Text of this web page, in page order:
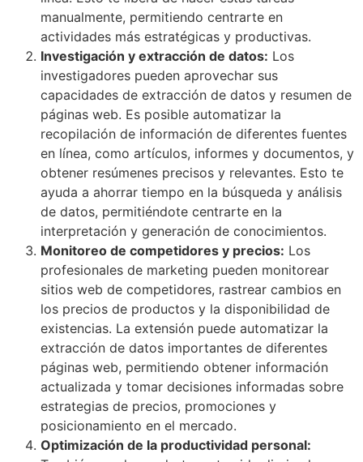
manualmente, permitiendo centrarte en
actividades más estratégicas y productivas.
Investigación y extracción de datos: Los
investigadores pueden aprovechar sus
capacidades de extracción de datos y resumen de
páginas web. Es posible automatizar la
recopilación de información de diferentes fuentes
en línea, como artículos, informes y documentos, y
obtener resúmenes precisos y relevantes. Esto te
ayuda a ahorrar tiempo en la búsqueda y análisis
de datos, permitiéndote centrarte en la
interpretación y generación de conocimientos.
Monitoreo de competidores y precios: Los
profesionales de marketing pueden monitorear
sitios web de competidores, rastrear cambios en
los precios de productos y la disponibilidad de
existencias. La extensión puede automatizar la
extracción de datos importantes de diferentes
páginas web, permitiendo obtener información
actualizada y tomar decisiones informadas sobre
estrategias de precios, promociones y
posicionamiento en el mercado.
Optimización de la productividad personal: